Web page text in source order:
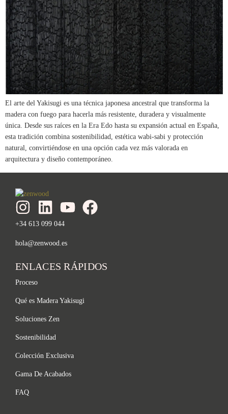
El arte del Yakisugi es una técnica japonesa ancestral que transforma la
madera con fuego para hacerla más resistente, duradera y visualmente
única. Desde sus raíces en la Era Edo hasta su expansión actual en España,
esta tradición combina sostenibilidad, estética wabi-sabi y protección
natural, convirtiéndose en una opción cada vez más valorada en
arquitectura y diseño contemporáneo.
+34 613 099 044
hola@zenwood.es
ENLACES RÁPIDOS
Proceso
Qué es Madera Yakisugi
Soluciones Zen
Sostenibilidad
Colección Exclusiva
Gama De Acabados
FAQ